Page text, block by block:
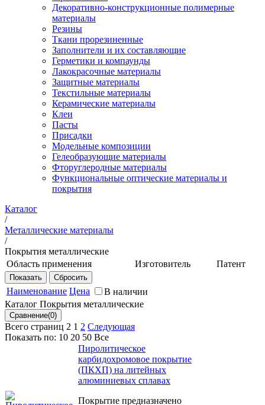
Декоративно-конструкционные полимерные
материалы
Резины
Ткани прорезиненные
Заполнители и их составляющие
Герметики и компаунды
Лакокрасочные материалы
Защитные материалы
Текстильные материалы
Керамические материалы
Клеи
Пасты
Присадки
Модельные композиции
Гелеобразующие материалы
Фторуглеродные материалы
Функциональные оптические материалы и
покрытия
Каталог
/
Металлические материалы
/
Покрытия металлические
Область применения
Детали из
конструкционных сталей
Детали узлов трения
Детали, изготовленные из
различных марок сталей,
алюминиевых и
титановых сплавов,
стекла, керамики,
работающие в условиях
воздействия на них
механического и
Изготовитель
Патент
Наименование Цена
В наличии
Каталог Покрытия металлические
Всего страниц 2 1 2 Следующая
Показать по: 10 20 50 Все
Пиролитическое
карбидохромовое покрытие
(ПКХП) на литейных
алюминиевых сплавах
Покрытие предназначено